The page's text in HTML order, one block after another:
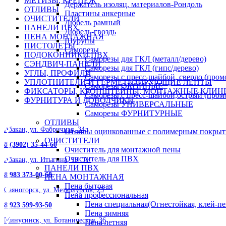
Держатель изоляц. материалов-Рондоль
Пластины анкерные
Дюбель рамный
Дюбель-гвоздь
Шурупы
Саморезы
Саморезы для ГКЛ (металл/дерево)
Саморезы для ГКЛ (гипс/дерево)
Саморезы с пресс-шайбой, сверло
Саморезы ОКОННЫЕ
Саморезы с пресс-шайбой,острый
Саморезы УНИВЕРСАЛЬНЫЕ
Саморезы ФУРНИТУРНЫЕ
ОТЛИВЫ
Отливы оцинкованные с полимерным
ОЧИСТИТЕЛИ
Очиститель для монтажной пены
Очиститель для ПВХ
ПАНЕЛИ ПВХ
ПЕНА МОНТАЖНАЯ
Пена бытовая
Пена профессиональная
Пена специальная(Огнестойкая, клей-
Пена зимняя
Пена летняя
ОТЛИВЫ
ОЧИСТИТЕЛИ
ПАНЕЛИ ПВХ
ПЕНА МОНТАЖНАЯ
ПИСТОЛЕТЫ
ПОДОКОННИКИ ПВХ
СЭНДВИЧ-ПАНЕЛИ
УГЛЫ, ПРОФИЛИ
УПЛОТНИТЕЛИ И ГЕРМЕТИЗИРУЮЩИЕ ЛЕНТЫ
ФИКСАТОРЫ, КРОНШТЕЙНЫ, МОНТАЖНЫЕ
ФУРНИТУРА И ДОВОДЧИКИ
Розничные магазины
Абакан, ул. Фабричная, 34д
8 (3902) 35-44-60
Абакан, ул. Итыгина, 19 "А"
8 983 373-00-68
Саяногорск, ул. Металлургов, 25
8 923 599-93-50
Минусинск, ул. Ботаническая, 36